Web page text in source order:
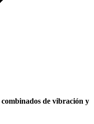
combinados de vibración y